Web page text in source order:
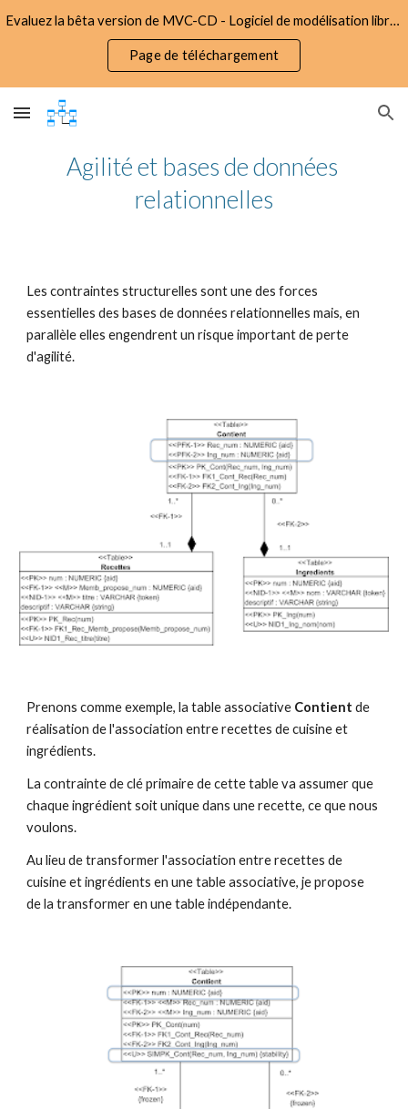
Evaluez la bêta version de MVC-CD - Logiciel de modélisation libre d'utilisation et gratuit
Page de téléchargement
Agilité et bases de données
relationnelles
Les contraintes structurelles sont une des forces
essentielles des bases de données relationnelles mais, en
parallèle elles engendrent un risque important de perte
d'agilité.
Prenons comme exemple, la table associative Contient de
réalisation de l'association entre recettes de cuisine et
ingrédients.
La contrainte de clé primaire de cette table va assumer que
chaque ingrédient soit unique dans une recette, ce que nous
voulons.
Au lieu de transformer l'association entre recettes de
cuisine et ingrédients en une table associative, je propose
de la transformer en une table indépendante.